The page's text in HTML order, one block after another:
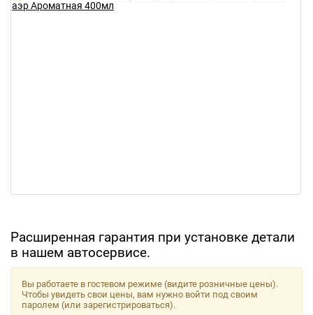
Расширенная гарантия при установке детали
в нашем автосервисе.
Вы работаете в гостевом режиме (видите розничные цены).
Чтобы увидеть свои цены, вам нужно войти под своим
паролем (или зарегистрироваться).